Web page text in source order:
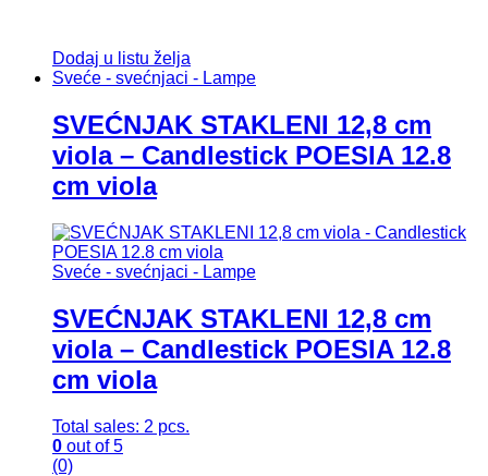
Dodaj u listu želja
Sveće - svećnjaci - Lampe
SVEĆNJAK STAKLENI 12,8 cm
viola – Candlestick POESIA 12.8
cm viola
Sveće - svećnjaci - Lampe
SVEĆNJAK STAKLENI 12,8 cm
viola – Candlestick POESIA 12.8
cm viola
Total sales: 2 pcs.
0 out of 5
(0)